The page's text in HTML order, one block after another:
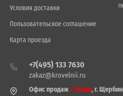
Условия доставки
Пользовательское соглашение
Карта проезда
+7(495) 133 7630
zakaz@krovelnii.ru
Офис продаж+ Склад, г.